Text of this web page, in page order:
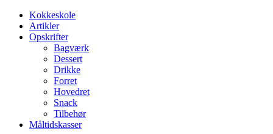
Kokkeskole
Artikler
Opskrifter
Bagværk
Dessert
Drikke
Forret
Hovedret
Snack
Tilbehør
Måltidskasser